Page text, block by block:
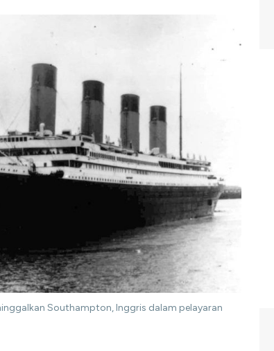
Southampton, Inggris dalam pelayaran